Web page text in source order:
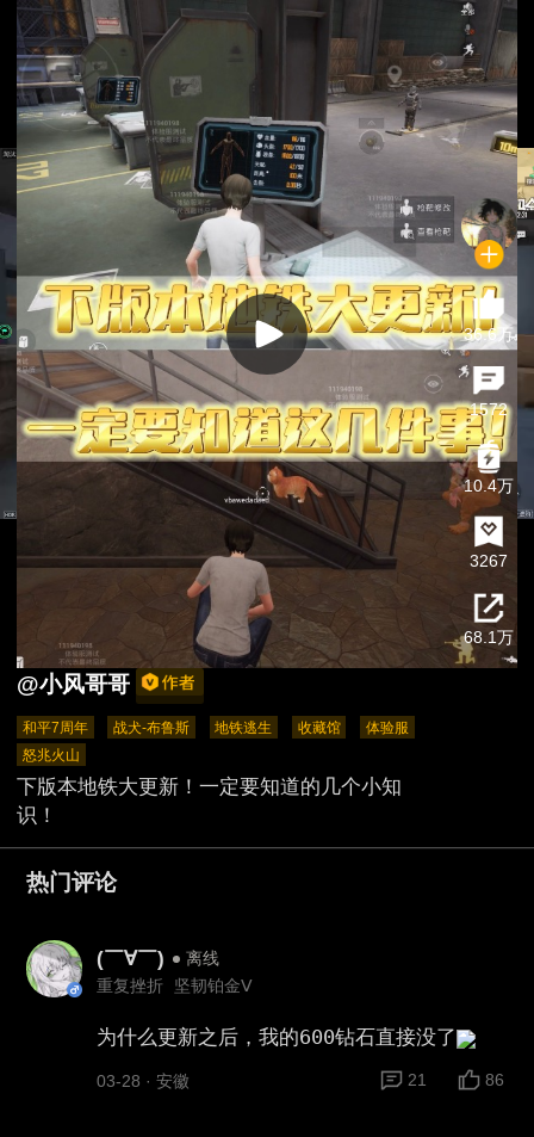
36.6万
1572
10.4万
3267
68.1万
@小风哥哥
和平7周年 战犬-布鲁斯 地铁逃生 收藏馆
体验服
怒兆火山
下版本地铁大更新！一定要知道的几个小知
识！
热门评论
(￣∀￣)
离线
重复挫折
坚韧铂金Ⅴ
为什么更新之后，我的600钻石直接没了
03-28 · 安徽 21 86